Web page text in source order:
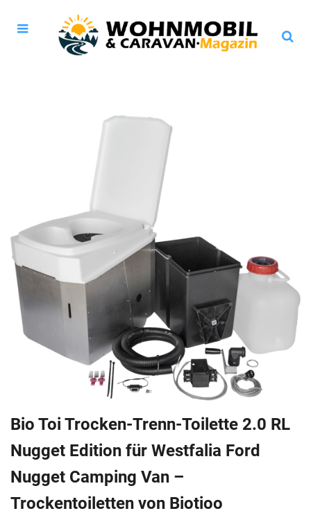
Bio Toi Trocken-Trenn-Toilette 2.0 RL
Nugget Edition für Westfalia Ford
Nugget Camping Van –
Trockentoiletten von Biotioo